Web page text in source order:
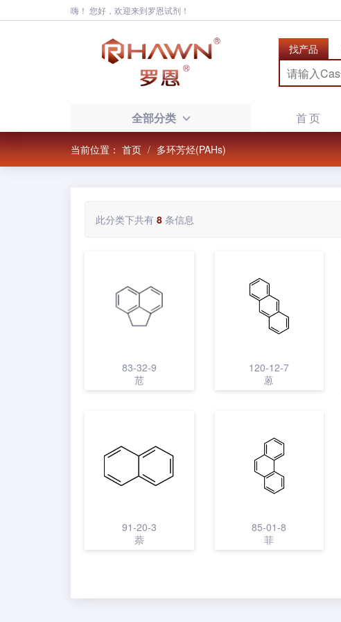
嗨！ 您好，欢迎来到罗恩试剂！
找产品
全部分类 首页
当前位置：首页 多环芳烃(PAHs)
此分类下共有 8 条信息
83-32-9
苊
120-12-7
蒽
91-20-3
萘
85-01-8
菲